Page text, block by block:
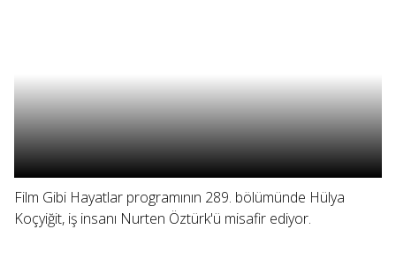
Film Gibi Hayatlar programının 289. bölümünde Hülya
Koçyiğit, iş insanı Nurten Öztürk'ü misafir ediyor.